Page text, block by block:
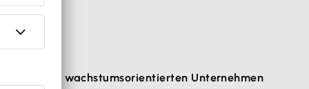
bei wachstumsorientierten Unternehmen